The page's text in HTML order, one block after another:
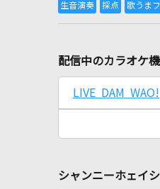
配信中のカラオケ
LIVE DAM WAO!
シャンニーホェイ